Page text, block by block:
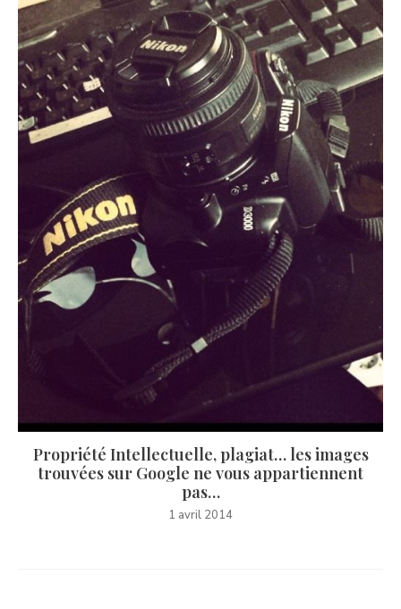
Propriété Intellectuelle, plagiat… les images
trouvées sur Google ne vous appartiennent
pas…
1 avril 2014